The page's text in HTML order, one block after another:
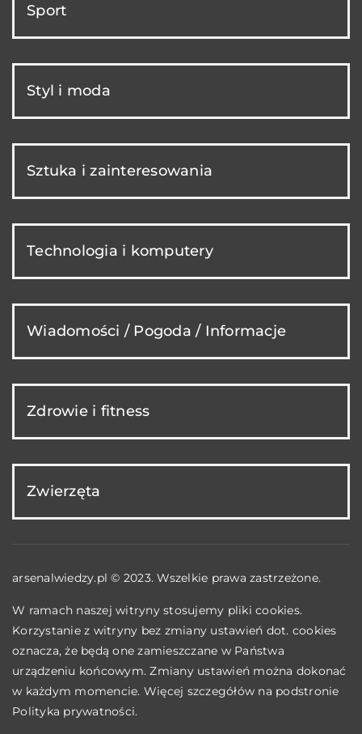
Sport
Styl i moda
Sztuka i zainteresowania
Technologia i komputery
Wiadomości / Pogoda / Informacje
Zdrowie i fitness
Zwierzęta
arsenalwiedzy.pl © 2023. Wszelkie prawa zastrzeżone.
W ramach naszej witryny stosujemy pliki cookies.
Korzystanie z witryny bez zmiany ustawień dot. cookies
oznacza, że będą one zamieszczane w Państwa
urządzeniu końcowym. Zmiany ustawień można dokonać
w każdym momencie. Więcej szczegółów na podstronie
Polityka prywatności.